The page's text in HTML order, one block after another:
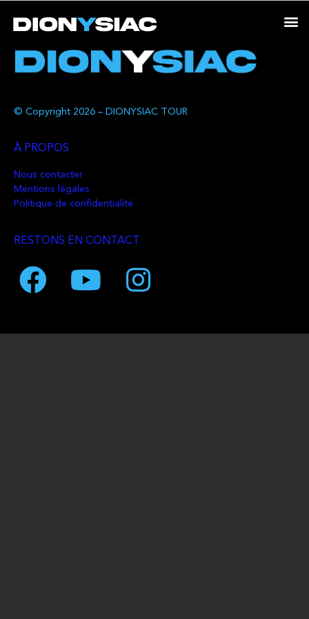
© Copyright 2026 – DIONYSIAC TOUR
À PROPOS
Nous contacter
Mentions légales
Politique de confidentialité
RESTONS EN CONTACT